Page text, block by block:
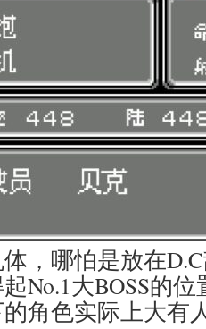
，哪怕是放在
No.1大BOSS的
角色实际上大有